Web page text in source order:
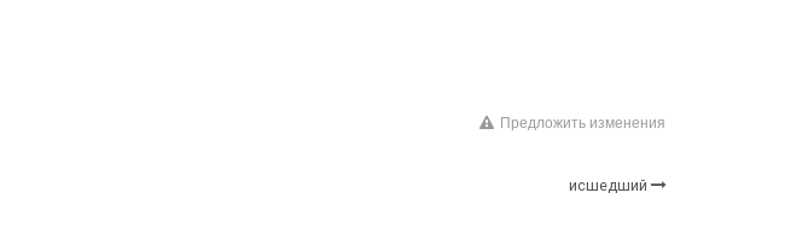
Предложить изменения
исшедший